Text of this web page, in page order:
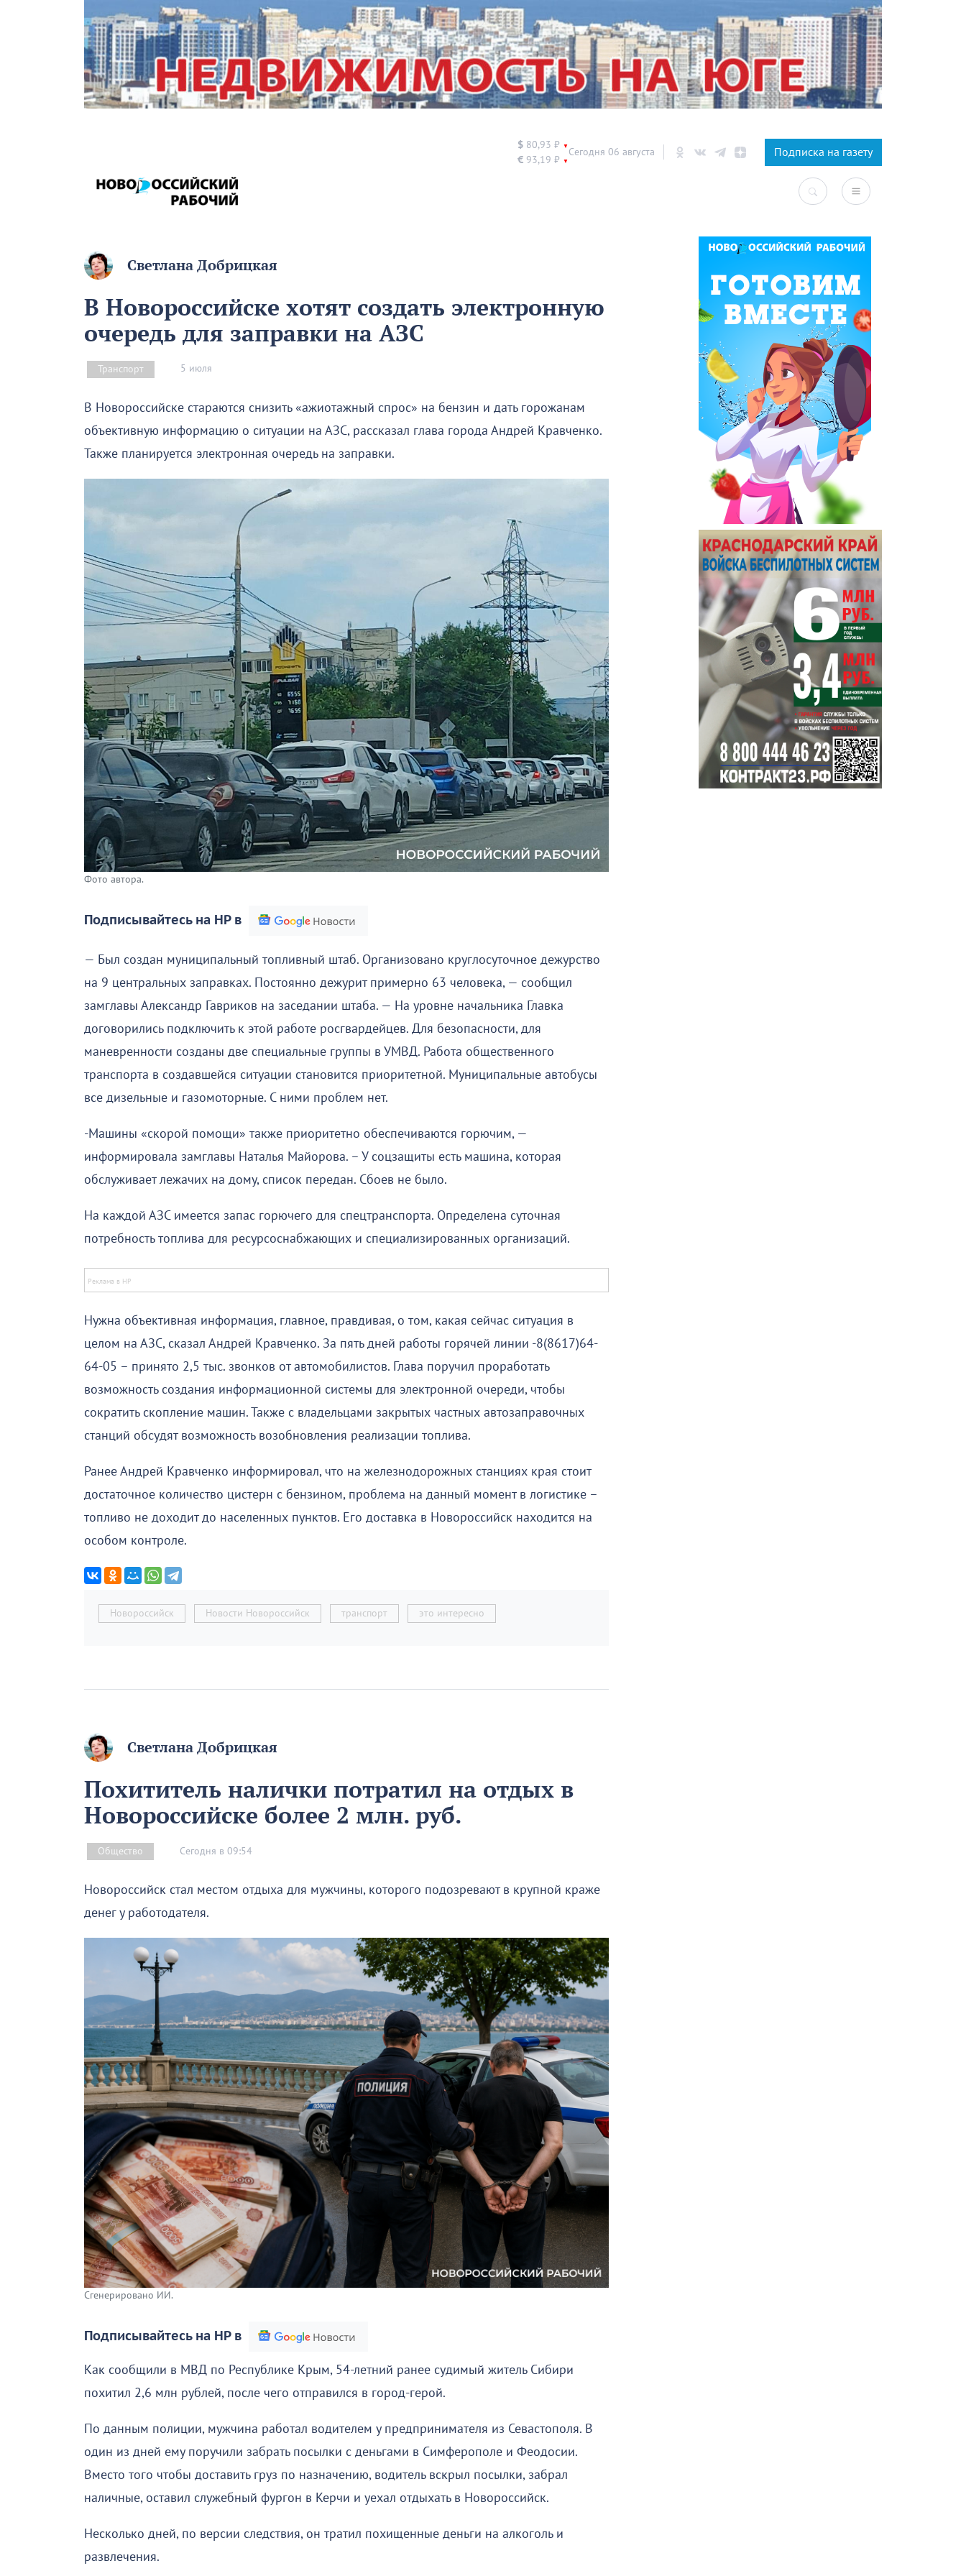
$ 80,93 ₽ ▼
€ 93,19 ₽ ▼
Сегодня 06 августа Подписка на газету
Светлана Добрицкая
В Новороссийске хотят создать электронную
очередь для заправки на АЗС
Транспорт 5 июля
В Новороссийске стараются снизить «ажиотажный спрос» на бензин и дать горожанам
объективную информацию о ситуации на АЗС, рассказал глава города Андрей Кравченко.
Также планируется электронная очередь на заправки.
Фото автора.
Подписывайтесь на НР в
— Был создан муниципальный топливный штаб. Организовано круглосуточное дежурство
на 9 центральных заправках. Постоянно дежурит примерно 63 человека, — сообщил
замглавы Александр Гавриков на заседании штаба. — На уровне начальника Главка
договорились подключить к этой работе росгвардейцев. Для безопасности, для
маневренности созданы две специальные группы в УМВД. Работа общественного
транспорта в создавшейся ситуации становится приоритетной. Муниципальные автобусы
все дизельные и газомоторные. С ними проблем нет.
-Машины «скорой помощи» также приоритетно обеспечиваются горючим, —
информировала замглавы Наталья Майорова. – У соцзащиты есть машина, которая
обслуживает лежачих на дому, список передан. Сбоев не было.
На каждой АЗС имеется запас горючего для спецтранспорта. Определена суточная
потребность топлива для ресурсоснабжающих и специализированных организаций.
Нужна объективная информация, главное, правдивая, о том, какая сейчас ситуация в
целом на АЗС, сказал Андрей Кравченко. За пять дней работы горячей линии -8(8617)64-
64-05 – принято 2,5 тыс. звонков от автомобилистов. Глава поручил проработать
возможность создания информационной системы для электронной очереди, чтобы
сократить скопление машин. Также с владельцами закрытых частных автозаправочных
станций обсудят возможность возобновления реализации топлива.
Ранее Андрей Кравченко информировал, что на железнодорожных станциях края стоит
достаточное количество цистерн с бензином, проблема на данный момент в логистике –
топливо не доходит до населенных пунктов. Его доставка в Новороссийск находится на
особом контроле.
Новороссийск Новости Новороссийск транспорт это интересно
Светлана Добрицкая
Похититель налички потратил на отдых в
Новороссийске более 2 млн. руб.
Общество Сегодня в 09:54
Новороссийск стал местом отдыха для мужчины, которого подозревают в крупной краже
денег у работодателя.
Сгенерировано ИИ.
Подписывайтесь на НР в
Как сообщили в МВД по Республике Крым, 54-летний ранее судимый житель Сибири
похитил 2,6 млн рублей, после чего отправился в город-герой.
По данным полиции, мужчина работал водителем у предпринимателя из Севастополя. В
один из дней ему поручили забрать посылки с деньгами в Симферополе и Феодосии.
Вместо того чтобы доставить груз по назначению, водитель вскрыл посылки, забрал
наличные, оставил служебный фургон в Керчи и уехал отдыхать в Новороссийск.
Несколько дней, по версии следствия, он тратил похищенные деньги на алкоголь и
развлечения.